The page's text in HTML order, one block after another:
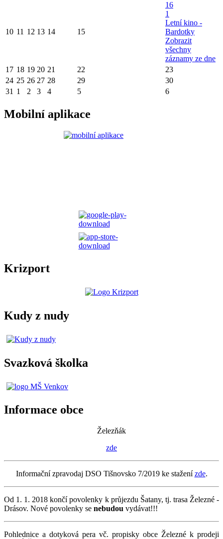
10 11 12 13 14 15
16
1
Letní kino -
Bardotky
Zobrazit
všechny
záznamy ze dne
17 18 19 20 21 22
23
24 25 26 27 28 29
30
31 1 2 3 4 5 6
Mobilní aplikace
Krizport
Kudy z nudy
Svazková školka
Informace obce
Železňák
zde
Informační zpravodaj DSO Tišnovsko 7/2019 ke staženízde.
Od 1. 1. 2018 končí povolenky k průjezdu Šatany, tj. trasa Železné -
Drásov. Nové povolenky se nebudou vydávat!!!
Pohlednice a dotyková pera vč. propisky obce Železné k prodeji